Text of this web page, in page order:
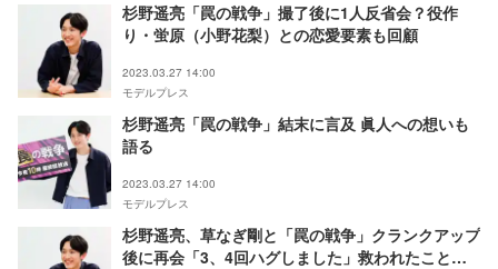
杉野遥亮「罠の戦争」撮了後に1人反省会？役作
り・蛍原（小野花梨）との恋愛要素も回顧
2023.03.27 14:00
モデルプレス
杉野遥亮「罠の戦争」結末に言及 眞人への想いも
語る
2023.03.27 14:00
モデルプレス
杉野遥亮、草なぎ剛と「罠の戦争」クランクアップ
後に再会「3、4回ハグしました」救われたこと語